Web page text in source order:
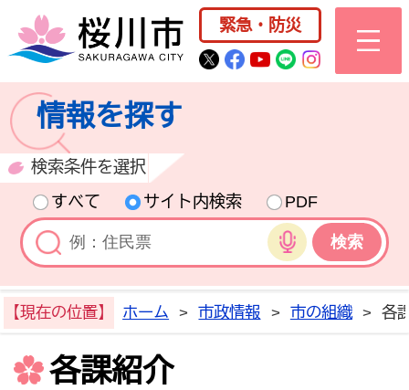
桜川市公式ホー
緊急・防災
桜川市公式Twitter
桜川市公式
桜川市公式
桜川市公式
情報を探す
検索条件を選択
すべて
サイト内検索
PDF
音声検索
【現在の位置】 ホーム > 市政情報 > 市の組織 > 各
各課紹介